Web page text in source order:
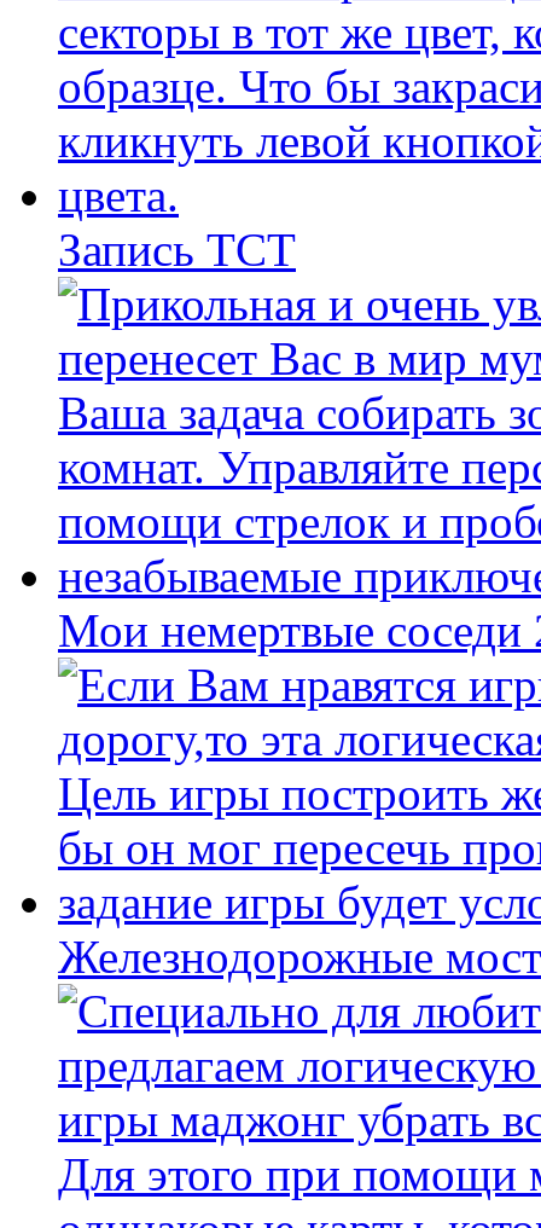
Запись ТСТ
Мои немертвые
Железнодорожные